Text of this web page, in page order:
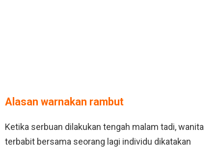
Alasan warnakan rambut
Ketika serbuan dilakukan tengah malam tadi, wanita
terbabit bersama seorang lagi individu dikatakan